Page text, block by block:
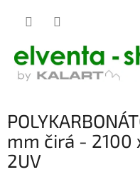
mm čirá - 2100
2UV